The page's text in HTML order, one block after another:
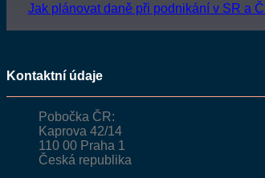
Jak plánovat daně při podnikání v SR a
Kontaktní údaje
Pobočka ČR:
Kaprova 42/14
110 00 Praha 1
Česká republika